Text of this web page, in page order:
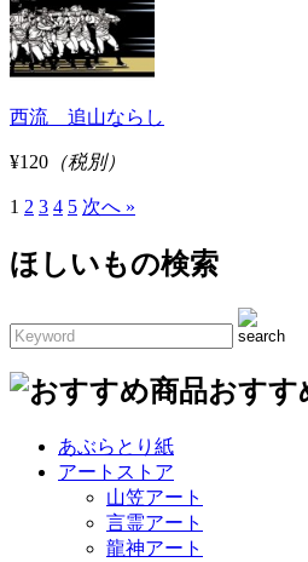
西流 追山ならし
¥120 （税別）
1 2 3 4 5 次へ »
ほしいもの検索
おすす
あぶらとり紙
アートストア
山笠アート
言霊アート
龍神アート